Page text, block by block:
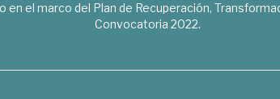
en el marco del Plan de Recuperación,
Convocatoria 2022.